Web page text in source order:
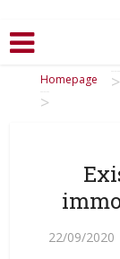
Homepage >
>
22/09/2020